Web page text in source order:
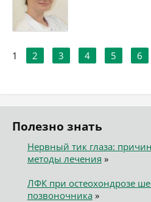
1 2 3 4 5 6
Полезно знать
Нервный тик глаза:
методы лечения »
ЛФК при остеохондрозе
позвоночника»